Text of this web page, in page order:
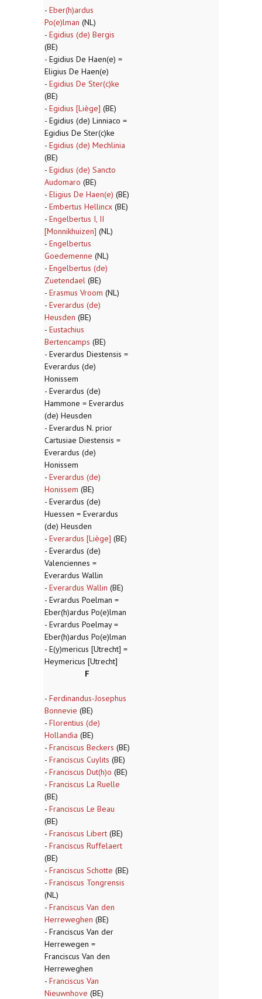
- Eber(h)ardus
Po(e)lman (NL)
- Egidius (de) Bergis
(BE)
- Egidius De Haen(e) =
Eligius De Haen(e)
- Egidius De Ster(c)ke
(BE)
- Egidius [Liège] (BE)
- Egidius (de) Linniaco =
Egidius De Ster(c)ke
- Egidius (de) Mechlinia
(BE)
- Egidius (de) Sancto
Audomaro (BE)
- Eligius De Haen(e) (BE)
- Embertus Hellincx (BE)
- Engelbertus I, II
[Monnikhuizen] (NL)
- Engelbertus
Goedemenne (NL)
- Engelbertus (de)
Zuetendael (BE)
- Erasmus Vroom (NL)
- Everardus (de)
Heusden (BE)
- Eustachius
Bertencamps (BE)
- Everardus Diestensis =
Everardus (de)
Honissem
- Everardus (de)
Hammone = Everardus
(de) Heusden
- Everardus N. prior
Cartusiae Diestensis =
Everardus (de)
Honissem
- Everardus (de)
Honissem (BE)
- Everardus (de)
Huessen = Everardus
(de) Heusden
- Everardus [Liège] (BE)
- Everardus (de)
Valenciennes =
Everardus Wallin
- Everardus Wallin (BE)
- Evrardus Poelman =
Eber(h)ardus Po(e)lman
- Evrardus Poelmay =
Eber(h)ardus Po(e)lman
- E(y)mericus [Utrecht] =
Heymericus [Utrecht]
F
- Ferdinandus-Josephus
Bonnevie (BE)
- Florentius (de)
Hollandia (BE)
- Franciscus Beckers (BE)
- Franciscus Cuylits (BE)
- Franciscus Dut(h)o (BE)
- Franciscus La Ruelle
(BE)
- Franciscus Le Beau
(BE)
- Franciscus Libert (BE)
- Franciscus Ruffelaert
(BE)
- Franciscus Schotte (BE)
- Franciscus Tongrensis
(NL)
- Franciscus Van den
Herreweghen (BE)
- Franciscus Van der
Herrewegen =
Franciscus Van den
Herreweghen
- Franciscus Van
Nieuwnhove (BE)